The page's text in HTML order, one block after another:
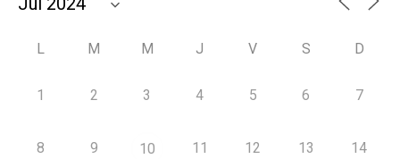
L M M J V S D
1 2 3 4 5 6 7
8 9 10 11 12 13 14